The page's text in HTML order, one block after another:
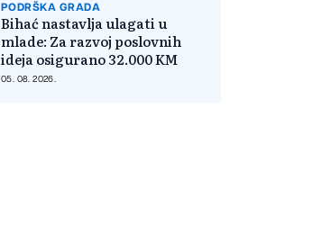
PODRŠKA GRADA
Bihać nastavlja ulagati u
mlade: Za razvoj poslovnih
ideja osigurano 32.000 KM
05. 08. 2026.